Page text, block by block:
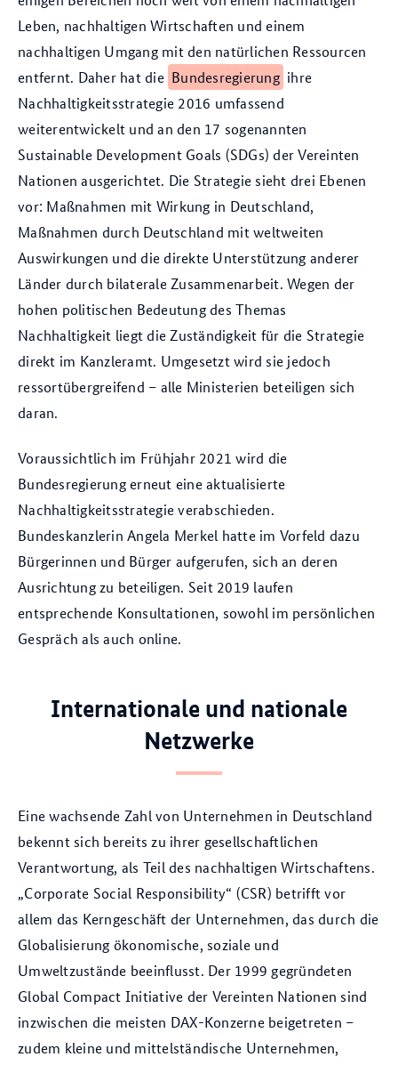
Leben, nachhaltigen Wirtschaften und einem
nachhaltigen Umgang mit den natürlichen Ressourcen
entfernt. Daher hat die Bundesregierung ihre
Nachhaltigkeitsstrategie 2016 um­fassend
weiterentwickelt und an den 17 sogenannten
Sustainable Development Goals (SDGs) der Vereinten
Nationen ausgerichtet. Die Strategie sieht drei Ebenen
vor: Maßnahmen mit Wirkung in Deutschland,
Maßnahmen durch Deutschland mit weltweiten
Auswirkungen und die direkte Unterstützung anderer
Länder durch bilaterale Zusammenarbeit. Wegen der
hohen politischen Bedeutung des Themas
Nachhaltigkeit liegt die Zuständigkeit für die Strategie
direkt im Kanzleramt. Umgesetzt wird sie jedoch
ressortübergreifend – alle Ministerien beteiligen sich
daran.
Voraussichtlich im Frühjahr 2021 wird die
Bundesregierung erneut eine aktualisierte
Nachhaltigkeitsstrategie verabschieden.
Bundeskanzlerin Angela Merkel hatte im Vorfeld dazu
Bürgerinnen und Bürger aufgerufen, sich an deren
Ausrichtung zu beteiligen. Seit 2019 laufen
entsprechende Konsultationen, sowohl im persönlichen
Gespräch als auch online.
Internationale und nationale
Netzwerke
Eine wachsende Zahl von Unternehmen in Deutschland
bekennt sich bereits zu ihrer gesellschaftlichen
Verantwortung, als Teil des nachhaltigen Wirtschaftens.
„Corporate Social Responsibility“ (CSR) betrifft vor
allem das Kerngeschäft der Unternehmen, das durch die
Globalisierung ökonomische, soziale und
Umweltzustände beeinflusst. Der 1999 gegründeten
Global Compact Initiative der Vereinten Nationen sind
inzwischen die meisten DAX-Konzerne beigetreten –
zudem kleine und mittelständische Unternehmen,